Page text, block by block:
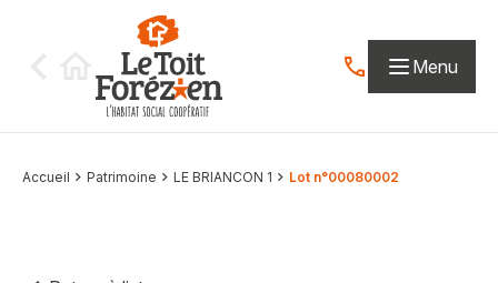
Contactez-nous
Menu
Accueil Patrimoine LE BRIANCON 1 Lot n°00080002